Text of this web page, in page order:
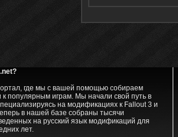
где мы с вашей помощью собираем
популярным играм. Мы начали свой путь в
на модификациях к Fallout 3 и
в нашей базе собраны тысячи
на русский язык модификаций для
лет.